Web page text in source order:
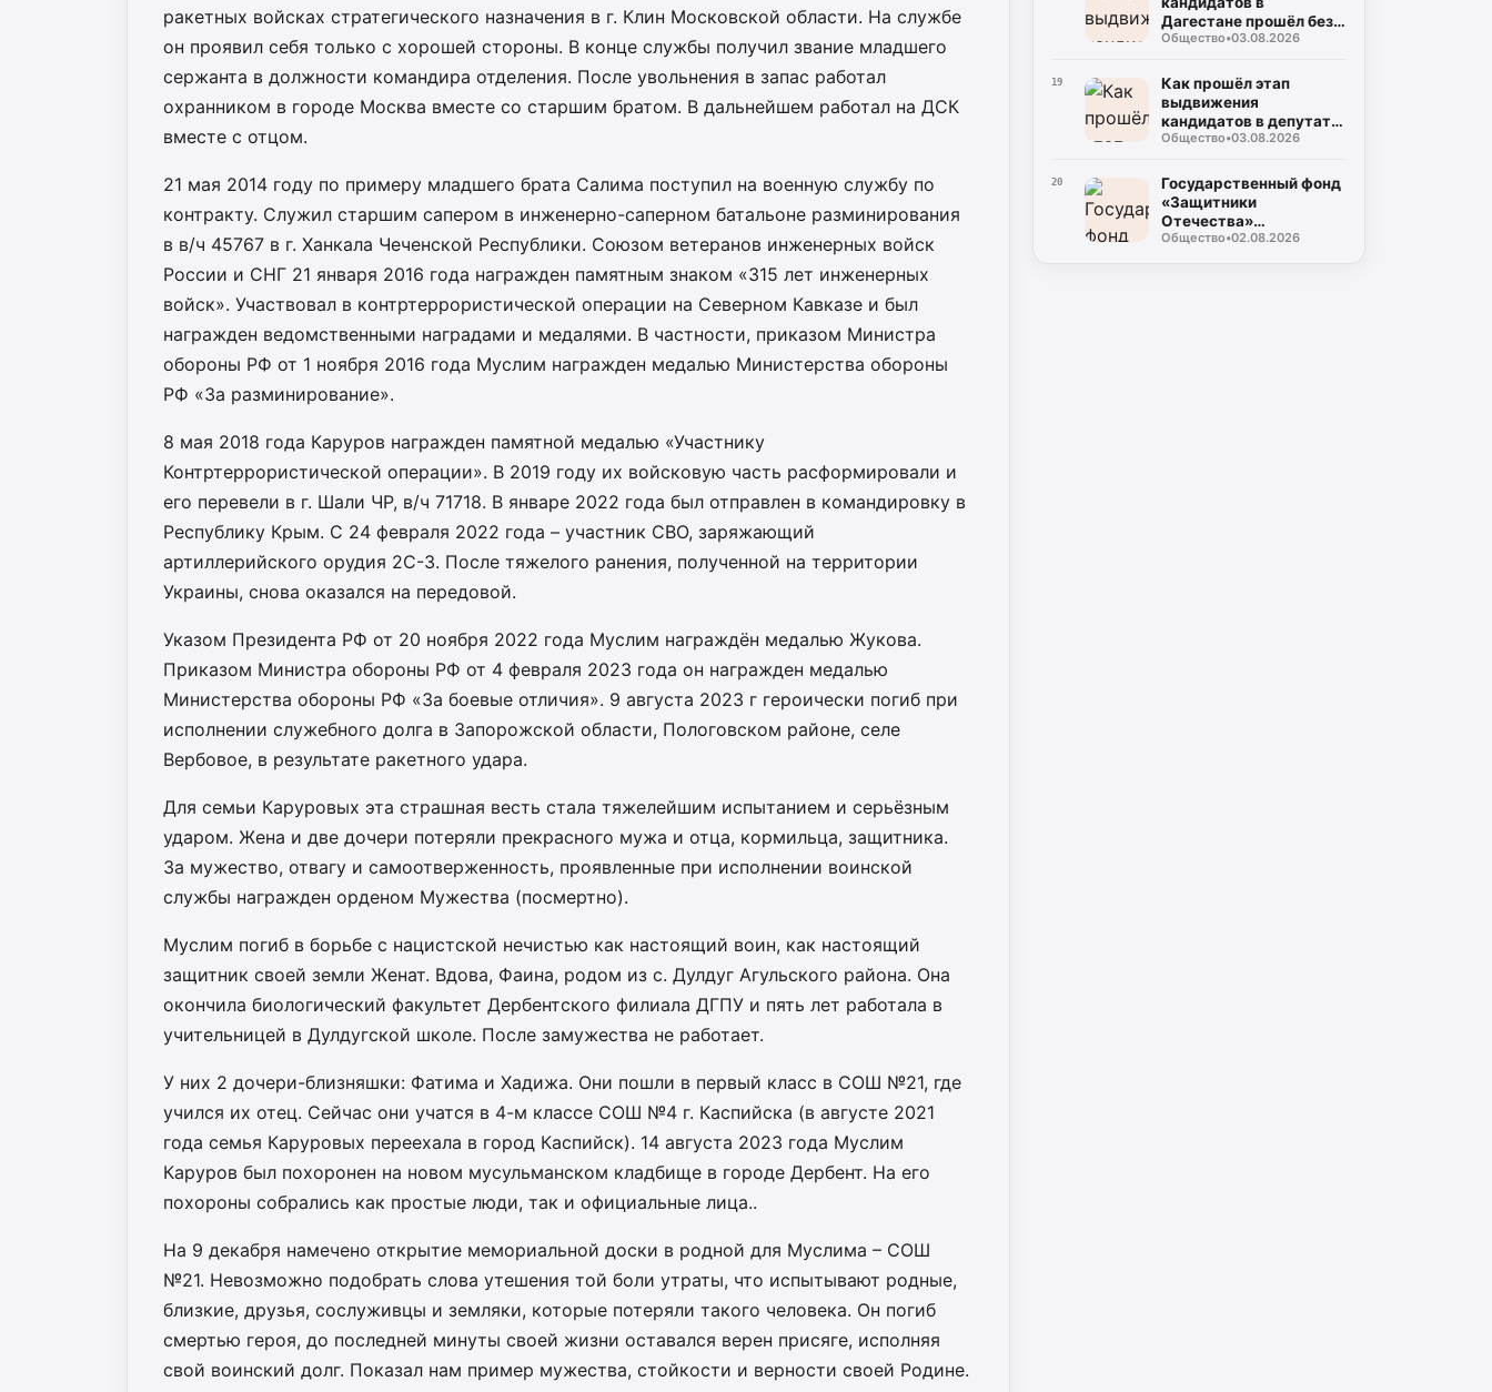
ракетных войсках стратегического назначения в г. Клин Московской области. На службе
он проявил себя только с хорошей стороны. В конце службы получил звание младшего
сержанта в должности командира отделения. После увольнения в запас работал
охранником в городе Москва вместе со старшим братом. В дальнейшем работал на ДСК
вместе с отцом.
21 мая 2014 году по примеру младшего брата Салима поступил на военную службу по
контракту. Служил старшим сапером в инженерно-саперном батальоне разминирования
в в/ч 45767 в г. Ханкала Чеченской Республики. Союзом ветеранов инженерных войск
России и СНГ 21 января 2016 года награжден памятным знаком «315 лет инженерных
войск». Участвовал в контртеррористической операции на Северном Кавказе и был
награжден ведомственными наградами и медалями. В частности, приказом Министра
обороны РФ от 1 ноября 2016 года Муслим награжден медалью Министерства обороны
РФ «За разминирование».
8 мая 2018 года Каруров награжден памятной медалью «Участнику
Контртеррористической операции». В 2019 году их войсковую часть расформировали и
его перевели в г. Шали ЧР, в/ч 71718. В январе 2022 года был отправлен в командировку в
Республику Крым. С 24 февраля 2022 года – участник СВО, заряжающий
артиллерийского орудия 2С-3. После тяжелого ранения, полученной на территории
Украины, снова оказался на передовой.
Указом Президента РФ от 20 ноября 2022 года Муслим награждён медалью Жукова.
Приказом Министра обороны РФ от 4 февраля 2023 года он награжден медалью
Министерства обороны РФ «За боевые отличия». 9 августа 2023 г героически погиб при
исполнении служебного долга в Запорожской области, Пологовском районе, селе
Вербовое, в результате ракетного удара.
Для семьи Каруровых эта страшная весть стала тяжелейшим испытанием и серьёзным
ударом. Жена и две дочери потеряли прекрасного мужа и отца, кормильца, защитника.
За мужество, отвагу и самоотверженность, проявленные при исполнении воинской
службы награжден орденом Мужества (посмертно).
Муслим погиб в борьбе с нацистской нечистью как настоящий воин, как настоящий
защитник своей земли Женат. Вдова, Фаина, родом из с. Дулдуг Агульского района. Она
окончила биологический факультет Дербентского филиала ДГПУ и пять лет работала в
учительницей в Дулдугской школе. После замужества не работает.
У них 2 дочери-близняшки: Фатима и Хадижа. Они пошли в первый класс в СОШ №21, где
учился их отец. Сейчас они учатся в 4-м классе СОШ №4 г. Каспийска (в августе 2021
года семья Каруровых переехала в город Каспийск). 14 августа 2023 года Муслим
Каруров был похоронен на новом мусульманском кладбище в городе Дербент. На его
похороны собрались как простые люди, так и официальные лица..
На 9 декабря намечено открытие мемориальной доски в родной для Муслима – СОШ
№21. Невозможно подобрать слова утешения той боли утраты, что испытывают родные,
близкие, друзья, сослуживцы и земляки, которые потеряли такого человека. Он погиб
смертью героя, до последней минуты своей жизни оставался верен присяге, исполняя
свой воинский долг. Показал нам пример мужества, стойкости и верности своей Родине.
Дагестане прошёл без
жалоб и нарушений
Общество•03.08.2026
19
Как прошёл этап
выдвижения
кандидатов в депутаты
Госдумы РФ и
РД?
Общество•03.08.2026
20
Государственный фонд
«Защитники
Отечества»
обеспечивает
Общество•02.08.2026